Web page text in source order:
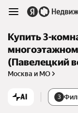
Купить 3-
(Павелецкий
Москва и МО
AI 3